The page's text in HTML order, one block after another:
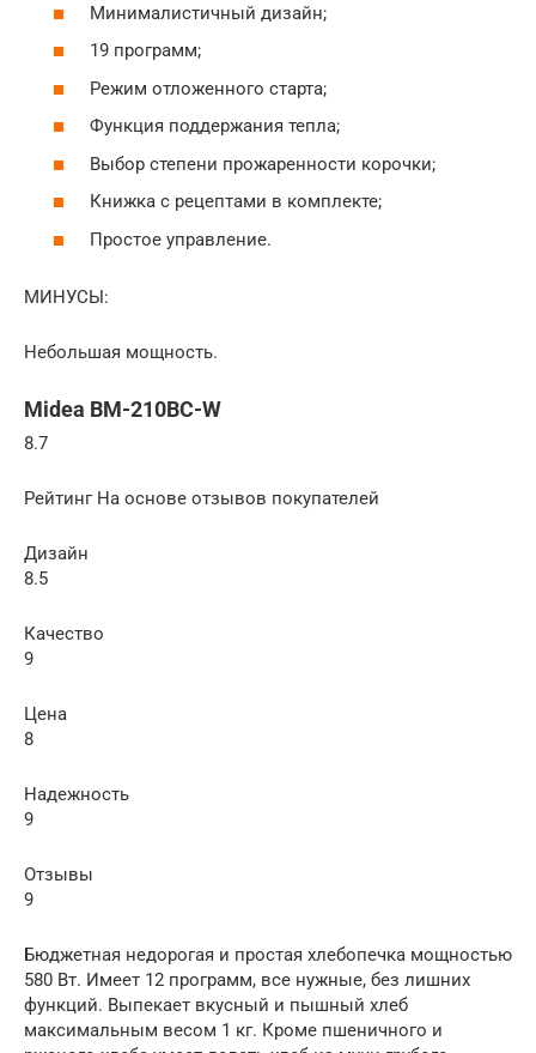
Минималистичный дизайн;
19 программ;
Режим отложенного старта;
Функция поддержания тепла;
Выбор степени прожаренности корочки;
Книжка с рецептами в комплекте;
Простое управление.
МИНУСЫ:
Небольшая мощность.
Midea BM-210BC-W
8.7
Рейтинг На основе отзывов покупателей
Дизайн
8.5
Качество
9
Цена
8
Надежность
9
Отзывы
9
Бюджетная недорогая и простая хлебопечка мощностью
580 Вт. Имеет 12 программ, все нужные, без лишних
функций. Выпекает вкусный и пышный хлеб
максимальным весом 1 кг. Кроме пшеничного и